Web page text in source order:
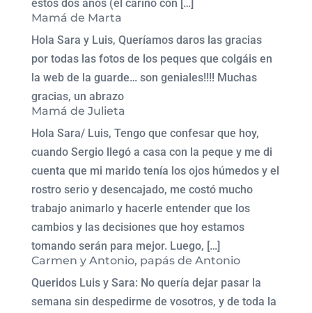
estos dos años (el cariño con […]
Mamá de Marta
Hola Sara y Luis, Queríamos daros las gracias
por todas las fotos de los peques que colgáis en
la web de la guarde… son geniales!!!! Muchas
gracias, un abrazo
Mamá de Julieta
Hola Sara/ Luis, Tengo que confesar que hoy,
cuando Sergio llegó a casa con la peque y me di
cuenta que mi marido tenía los ojos húmedos y el
rostro serio y desencajado, me costó mucho
trabajo animarlo y hacerle entender que los
cambios y las decisiones que hoy estamos
tomando serán para mejor. Luego, […]
Carmen y Antonio, papás de Antonio
Queridos Luis y Sara: No quería dejar pasar la
semana sin despedirme de vosotros, y de toda la